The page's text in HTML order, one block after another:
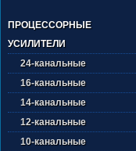
ПРОЦЕССОРНЫЕ
УСИЛИТЕЛИ
24-канальные
16-канальные
14-канальные
12-канальные
10-канальные